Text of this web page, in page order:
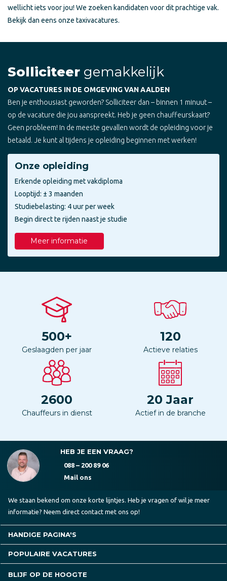
wellicht iets voor jou! We zoeken kandidaten voor dit prachtige vak.
Bekijk dan eens onze taxivacatures.
Solliciteer gemakkelijk
OP VACATURES IN DE OMGEVING VAN AALDEN
Ben je enthousiast geworden? Solliciteer dan – binnen 1 minuut –
op de vacature die jou aanspreekt. Heb je geen chauffeurskaart?
Geen probleem! In de meeste gevallen wordt de opleiding voor je
betaald. Je kunt al tijdens je opleiding beginnen met werken!
Onze opleiding
Erkende opleiding met vakdiploma
Looptijd: ± 3 maanden
Studiebelasting: 4 uur per week
Begin direct te rijden naast je studie
Meer informatie
500+
Geslaagden per jaar
120
Actieve relaties
2600
Chauffeurs in dienst
20 Jaar
Actief in de branche
HEB JE EEN VRAAG?
088 – 200 89 06
Mail ons
We staan bekend om onze korte lijntjes. Heb je vragen of wil je meer
informatie? Neem direct contact met ons op!
HANDIGE PAGINA'S
POPULAIRE VACATURES
BLIJF OP DE HOOGTE